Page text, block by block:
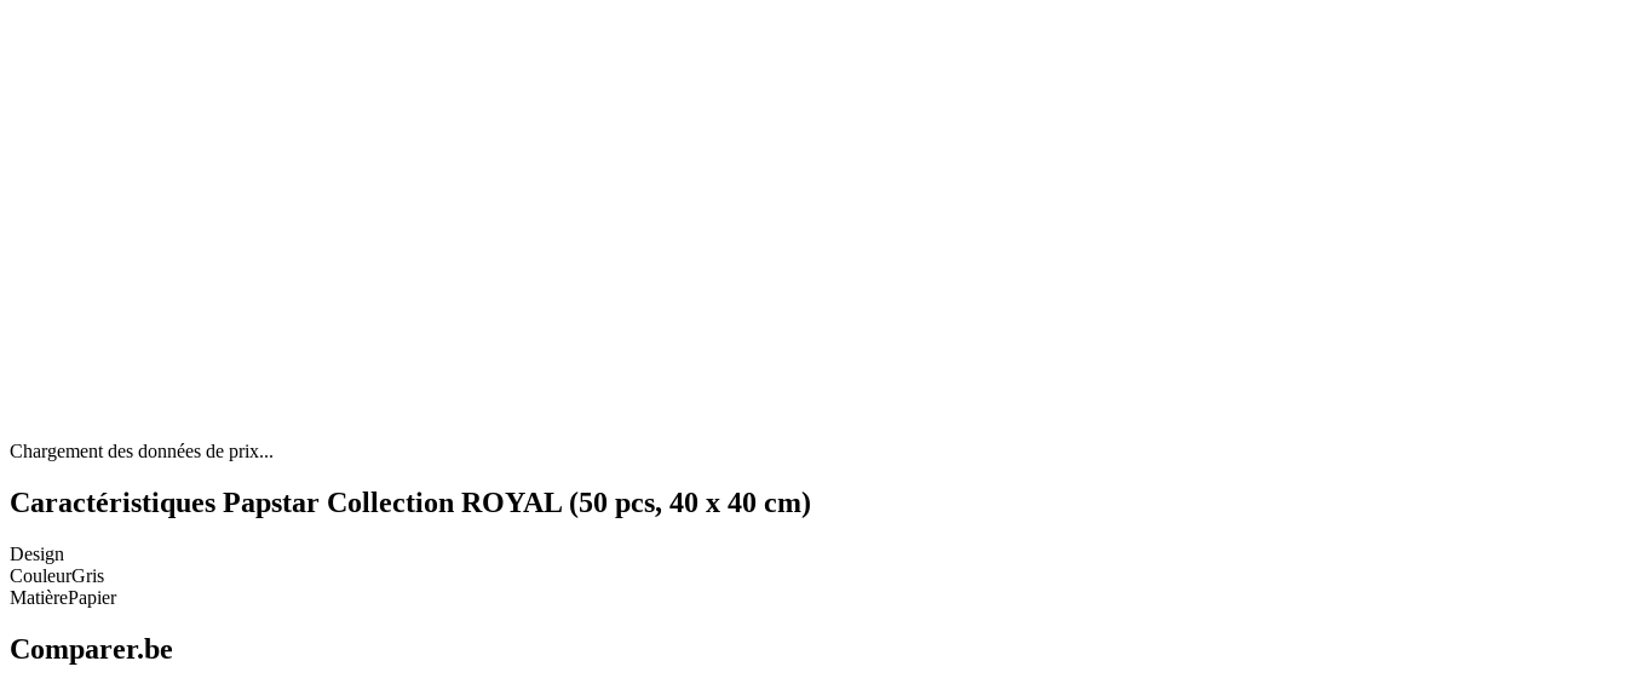
Chargement des données de prix...
Caractéristiques Papstar Collection ROYAL (50 pcs, 40 x 40 cm)
Design
CouleurGris
MatièrePapier
Comparer.be